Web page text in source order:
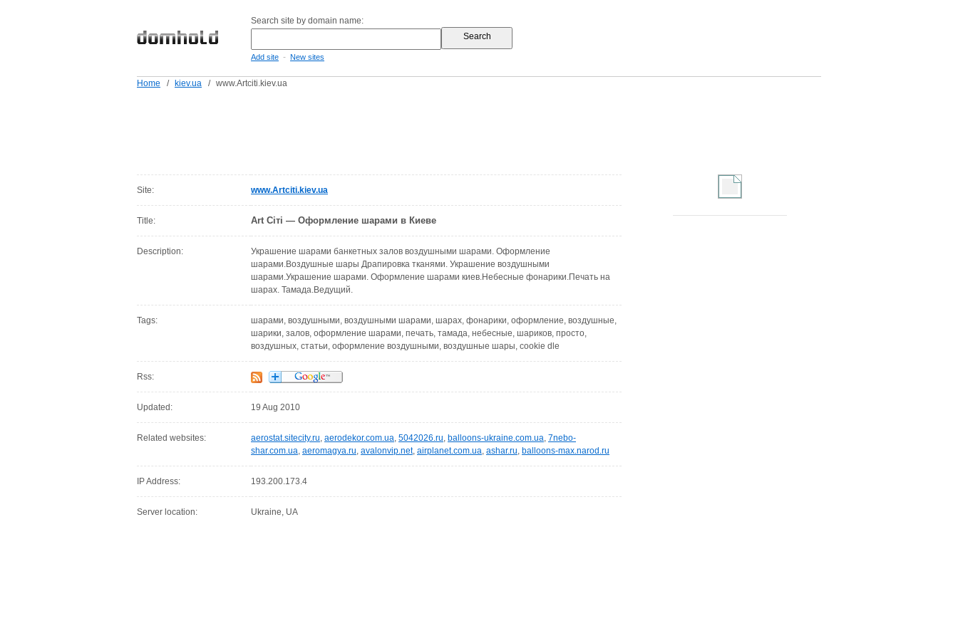
Search site by domain name:
Add site - New sites
Home / kiev.ua / www.Artciti.kiev.ua
Site: www.Artciti.kiev.ua
Title: Art Сіті — Оформление шарами в Киеве
Description:
Украшение шарами банкетных залов воздушными шарами. Оформление
шарами.Воздушные шары Драпировка тканями. Украшение воздушными
шарами.Украшение шарами. Оформление шарами киев.Небесные фонарики.Печать на
шарах. Тамада.Ведущий.
Tags:
шарами, воздушными, воздушными шарами, шарах, фонарики, оформление, воздушные,
шарики, залов, оформление шарами, печать, тамада, небесные, шариков, просто,
воздушных, статьи, оформление воздушными, воздушные шары, cookie dle
Rss:
Updated: 19 Aug 2010
Related websites: aerostat.sitecity.ru, aerodekor.com.ua, 5042026.ru, balloons-ukraine.com.ua, 7nebo-
shar.com.ua, aeromagya.ru, avalonvip.net, airplanet.com.ua, ashar.ru, balloons-max.narod.ru
IP Address: 193.200.173.4
Server location: Ukraine, UA